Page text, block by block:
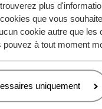
plus
que vous
cookie autre que
pouvez à tout moment
uniquement
à votre